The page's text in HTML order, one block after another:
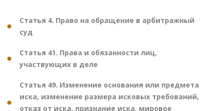
Статья 4. Право на обращение в арбитражный
суд
Статья 41. Права и обязанности лиц,
участвующих в деле
Статья 49. Изменение основания или предмета
иска, изменение размера исковых требований,
отказ от иска, признание иска, мировое